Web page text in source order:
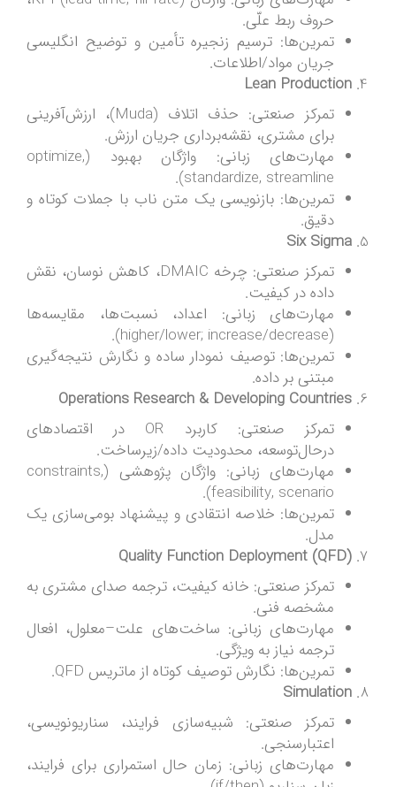
حروف ربط علّی.
تمرین‌ها: ترسیم زنجیره تأمین و توضیح انگلیسی
جریان مواد/اطلاعات.
Lean Production
تمرکز صنعتی: حذف اتلاف (Muda)، ارزش‌آفرینی
برای مشتری، نقشه‌برداری جریان ارزش.
مهارت‌های زبانی: واژگان بهبود (optimize,
standardize, streamline).
تمرین‌ها: بازنویسی یک متن ناب با جملات کوتاه و
دقیق.
Six Sigma
تمرکز صنعتی: چرخه DMAIC، کاهش نوسان، نقش
داده در کیفیت.
مهارت‌های زبانی: اعداد، نسبت‌ها، مقایسه‌ها
(higher/lower; increase/decrease).
تمرین‌ها: توصیف نمودار ساده و نگارش نتیجه‌گیری
مبتنی بر داده.
Operations Research & Developing Countries
تمرکز صنعتی: کاربرد OR در اقتصادهای
درحال‌توسعه، محدودیت داده/زیرساخت.
مهارت‌های زبانی: واژگان پژوهشی (constraints,
feasibility, scenario).
تمرین‌ها: خلاصه انتقادی و پیشنهاد بومی‌سازی یک
مدل.
Quality Function Deployment (QFD)
تمرکز صنعتی: خانه کیفیت، ترجمه صدای مشتری به
مشخصه فنی.
مهارت‌های زبانی: ساخت‌های علت–معلول، افعال
ترجمه نیاز به ویژگی.
تمرین‌ها: نگارش توصیف کوتاه از ماتریس QFD.
Simulation
تمرکز صنعتی: شبیه‌سازی فرایند، سناریونویسی،
اعتبارسنجی.
مهارت‌های زبانی: زمان حال استمراری برای فرایند،